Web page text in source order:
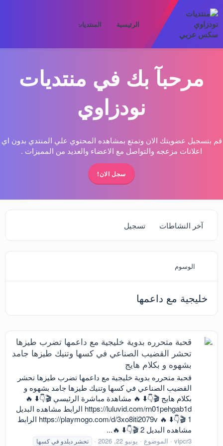
الرئيسية المنتديات
مرحبآ بك في منتديات
نودزاوي
قم بتسجيل عضويتك الان وتمتع بمشاهده المحتوي علي المنتدي بدون اي
اعلانات مزعجه والتواصل مع الاعضاء والعديد من المميزات .
سجل الان!
آخر النشاطات تسجيل
الوسوم
خليجية مع داعمها
قحبة متحرره بدوية خليجية مع داعمها تضرب طيزها
تحشر القضيب الصناعي في كسها وتنيك طيزها جامد
بشهوه و بكلام هايج
قحبة متحرره بدوية خليجية مع داعمها تضرب طيزها تحشر
القضيب الصناعي في كسها وتنيك طيزها جامد بشهوه و
بكلام هايج 🎬👇⬇️ 🔥 مشاهدة مباشرة الرئيسي 🎬👇⬇️ 🔥
https://luluvid.com/rn01pehgab1d الرابط مشاهده البديل
1 🎬👇⬇️ 🔥 https://playmogo.com/d/3xo8iti2079v الرابط
مشاهده البديل 2 🎬👇⬇️ 🔥...
vipcr3 الموضوع يونيو 22, 2026 تحشر ديلدو في كسها